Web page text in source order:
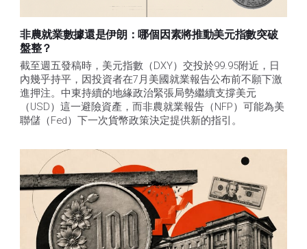
非農就業數據還是伊朗：哪個因素將推動美元指數突破
盤整？
截至週五發稿時，美元指數（DXY）交投於99.95附近，日
內幾乎持平，因投資者在7月美國就業報告公布前不願下激
進押注。中東持續的地緣政治緊張局勢繼續支撐美元
（USD）這一避險資產，而非農就業報告（NFP）可能為美
聯儲（Fed）下一次貨幣政策決定提供新的指引。